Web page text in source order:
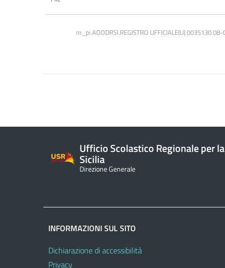
m_pi.AOODRSI.REGISTRO
Ufficio Scolastico Regionale per la
Sicilia
Direzione Generale
INFORMAZIONI SUL SITO
Dichiarazione di accessibilità
Privacy